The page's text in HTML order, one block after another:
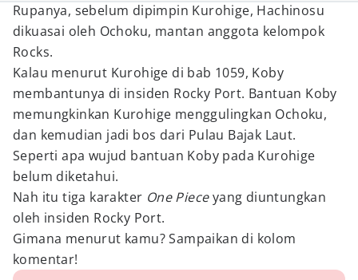
Rupanya, sebelum dipimpin Kurohige, Hachinosu
dikuasai oleh Ochoku, mantan anggota kelompok
Rocks.
Kalau menurut Kurohige di bab 1059, Koby
membantunya di insiden Rocky Port. Bantuan Koby
memungkinkan Kurohige menggulingkan Ochoku,
dan kemudian jadi bos dari Pulau Bajak Laut.
Seperti apa wujud bantuan Koby pada Kurohige
belum diketahui.
Nah itu tiga karakter One Pieceyang diuntungkan
oleh insiden Rocky Port.
Gimana menurut kamu? Sampaikan di kolom
komentar!